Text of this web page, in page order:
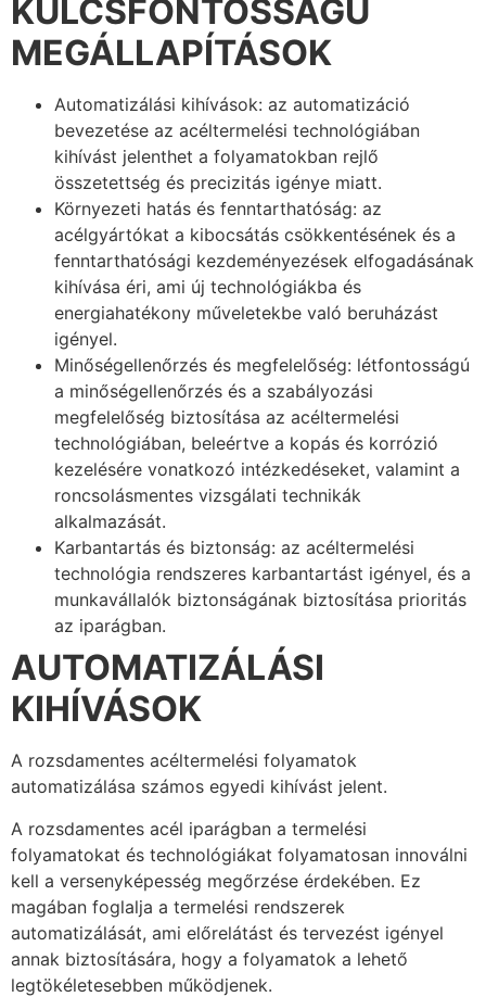
KULCSFONTOSSÁGÚ
MEGÁLLAPÍTÁSOK
Automatizálási kihívások: az automatizáció
bevezetése az acéltermelési technológiában
kihívást jelenthet a folyamatokban rejlő
összetettség és precizitás igénye miatt.
Környezeti hatás és fenntarthatóság: az
acélgyártókat a kibocsátás csökkentésének és a
fenntarthatósági kezdeményezések elfogadásának
kihívása éri, ami új technológiákba és
energiahatékony műveletekbe való beruházást
igényel.
Minőségellenőrzés és megfelelőség: létfontosságú
a minőségellenőrzés és a szabályozási
megfelelőség biztosítása az acéltermelési
technológiában, beleértve a kopás és korrózió
kezelésére vonatkozó intézkedéseket, valamint a
roncsolásmentes vizsgálati technikák
alkalmazását.
Karbantartás és biztonság: az acéltermelési
technológia rendszeres karbantartást igényel, és a
munkavállalók biztonságának biztosítása prioritás
az iparágban.
AUTOMATIZÁLÁSI
KIHÍVÁSOK
A rozsdamentes acéltermelési folyamatok
automatizálása számos egyedi kihívást jelent.
A rozsdamentes acél iparágban a termelési
folyamatokat és technológiákat folyamatosan innoválni
kell a versenyképesség megőrzése érdekében. Ez
magában foglalja a termelési rendszerek
automatizálását, ami előrelátást és tervezést igényel
annak biztosítására, hogy a folyamatok a lehető
legtökéletesebben működjenek.